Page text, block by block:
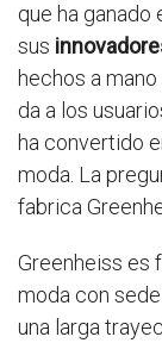
que ha
sus
hechos a
da a los
ha convertido
moda. La
fabrica
Greenheiss es
moda con
una larga